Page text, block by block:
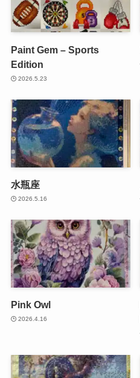
Paint Gem – Sports
Edition
2026.5.23
水瓶座
2026.5.16
Pink Owl
2026.4.16